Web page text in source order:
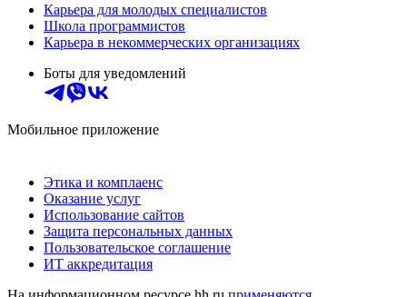
Карьера для молодых специалистов
Школа программистов
Карьера в некоммерческих организациях
Боты для уведомлений
Мобильное приложение
Этика и комплаенс
Оказание услуг
Использование сайтов
Защита персональных данных
Пользовательское соглашение
ИТ аккредитация